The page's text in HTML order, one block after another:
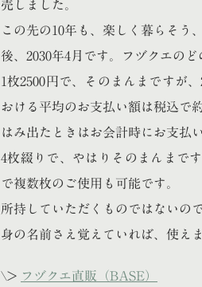
売しました。
この先の10年も、楽しく暮らそう
後、2030年4月です。フヅクエの
1枚2500円で、そのまんまですが
おける平均のお支払い額は税込で
はみ出たときはお会計時にお支払
4枚綴りで、やはりそのまんまで
で複数枚のご使用も可能です。
所持していただくものではないの
身の名前さえ覚えていれば、使えま
\> フヅクエ直販（BASE）